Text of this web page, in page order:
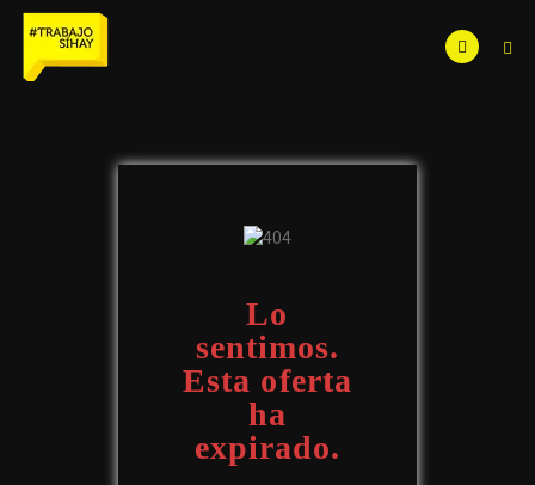
Lo
sentimos.
Esta oferta
ha
expirado.